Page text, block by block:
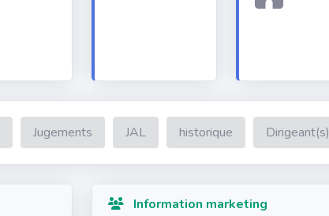
Jugements JAL historique Dirigeant(s)
Information marketing